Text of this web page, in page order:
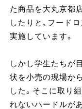
た商品を大丸京都
したりと、フード
実施しています。
しかし学生たちが
状を小売の現場か
した。そこに取り
れないハードルが